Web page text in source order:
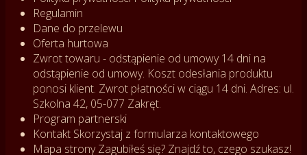
Regulamin
Dane do przelewu
Oferta hurtowa
Zwrot towaru - odstąpienie od umowy14 dni na
odstąpienie od umowy. Koszt odesłania produktu
ponosi klient. Zwrot płatności w ciągu 14 dni. Adres: ul.
Szkolna 42, 05-077 Zakręt.
Program partnerski
Kontakt Skorzystaj z formularza kontaktowego
Mapa stronyZagubiłeś się? Znajdź to, czego szukasz!